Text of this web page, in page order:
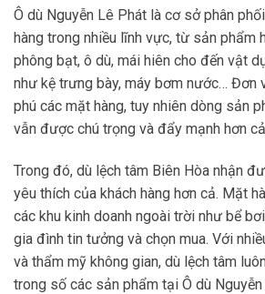
Ô dù Nguyễn Lê Phát là cơ sở phân
hàng trong nhiều lĩnh vực, từ sản phẩm
phông bạt, ô dù, mái hiên cho đến vật
như kệ trưng bày, máy bơm nước… Đơn
phú các mặt hàng, tuy nhiên dòng sản
vẫn được chú trọng và đẩy mạnh hơn
Trong đó, dù lệch tâm Biên Hòa nhận
yêu thích của khách hàng hơn cả. Mặt
các khu kinh doanh ngoài trời như bể
gia đình tin tưởng và chọn mua. Với
và thẩm mỹ không gian, dù lệch tâm
trong số các sản phẩm tại Ô dù Nguyễn